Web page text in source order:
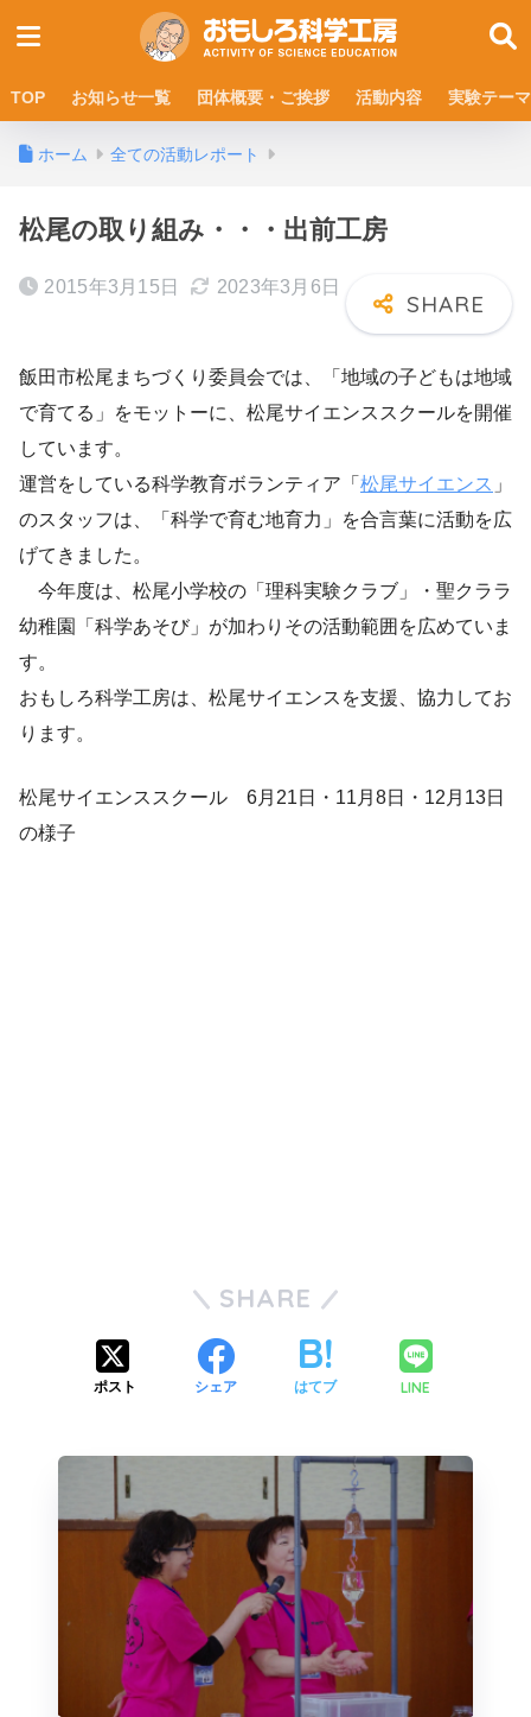
TOP お知らせ一覧 団体概要・ご挨拶 活動内容 実験テーマ
ホーム 全ての活動レポート
松尾の取り組み・・・出前工房
2015年3月15日 2023年3月6日
飯田市松尾まちづくり委員会では、「地域の子どもは地域
で育てる」をモットーに、松尾サイエンススクールを開催
しています。
運営をしている科学教育ボランティア「 松尾サイエンス 」
のスタッフは、「科学で育む地育力」を合言葉に活動を広
げてきました。
今年度は、松尾小学校の「理科実験クラブ」・聖クララ
幼稚園「科学あそび」が加わりその活動範囲を広めていま
す。
おもしろ科学工房は、松尾サイエンスを支援、協力してお
ります。
松尾サイエンススクール 6月21日・11月8日・12月13日
の様子
SHARE
ポスト シェア はてブ LINE